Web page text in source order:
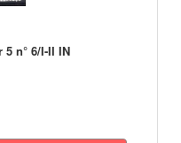
5 n° 6/I-II IN